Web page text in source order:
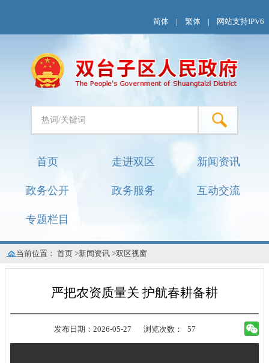
简体 繁体 网站支持IPV6
首页 走进双区 新闻资讯
政务公开 政务服务 互动交流
专题栏目
当前位置：首页 >新闻资讯 >双区视窗
严把农资质量关 护航春耕备耕
发布日期：2026-05-27 浏览次数： 57